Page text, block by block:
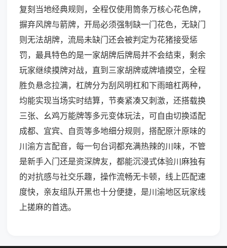
复刻当地经典规则，全程仅使用筒条万核心花色牌，
摒弃风牌与箭牌，开局必须强制缺一门花色，无缺门
则无法胡牌，流局未缺门还会被判定为花猪接受惩
罚，最具特色的是一家胡牌后牌局并不会结束，剩余
玩家继续摸牌对战，直到三家胡牌或牌墙摸空，全程
胜负悬念拉满，杠牌分为刮风明杠和下雨暗杠两种，
均能实现当场实时结算，节奏紧凑又刺激，还搭载换
三张、幺鸡万能牌等多元变体玩法，可自由切换适配
成都、宜宾、自贡等多地细分规则，搭配原汁原味的
川渝方言配音，每一句台词都充满热辣的川味，不管
是新手入门还是资深牌友，都能沉浸式体验川麻独有
的对抗感与社交乐趣，操作流畅无卡顿，线上匹配速
度快，亲友组队开黑也十分便捷，是川渝地区玩家线
上搓麻的首选。